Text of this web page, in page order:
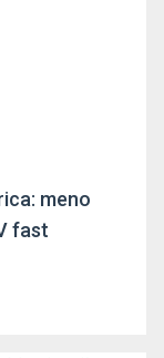
meno
fast